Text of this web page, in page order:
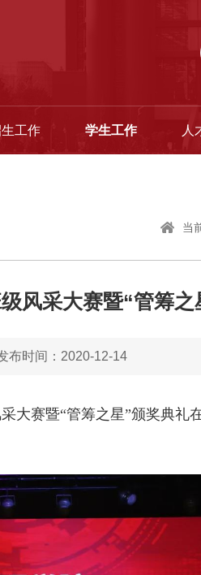
工作 学生工作 人
当
风采大赛暨“管筹
布时间：2020-12-14
大赛暨“管筹之星”颁奖典